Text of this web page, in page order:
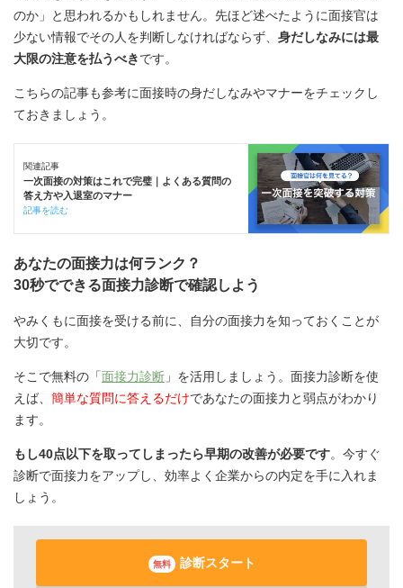
のか」と思われるかもしれません。先ほど述べたように面接官は
少ない情報でその人を判断しなければならず、 身だしなみには最
大限の注意を払うべきです。️
こちらの記事も参考に面接時の身だしなみやマナーをチェックし
ておきましょう。
関連記事
一次面接の対策はこれで完璧｜よくある質問の
答え方や入退室のマナー
記事を読む
あなたの面接力は何ランク？
30秒でできる面接力診断で確認しよう
やみくもに面接を受ける前に、自分の面接力を知っておくことが
大切です。
そこで無料の「面接力診断 」を活用しましょう。面接力診断を使
えば、 簡単な質問に答えるだけであなたの面接力と弱点がわかり
ます。
もし40点以下を取ってしまったら早期の改善が必要です。今すぐ
診断で面接力をアップし、効率よく企業からの内定を手に入れま
しょう。
無料 診断スタート